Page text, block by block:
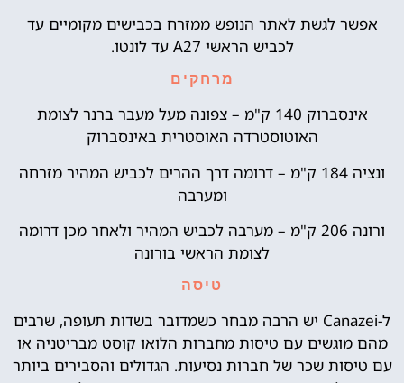
אפשר לגשת לאתר הנופש ממזרח בכבישים מקומיים עד
לכביש הראשי A27 עד לונטו.
מרחקים
אינסברוק 140 ק"מ – צפונה מעל מעבר ברנר לצומת
האוטוסטרדה האוסטרית באינסברוק
ונציה 184 ק"מ – דרומה דרך ההרים לכביש המהיר מזרחה
ומערבה
ורונה 206 ק"מ – מערבה לכביש המהיר ולאחר מכן דרומה
לצומת הראשי בורונה
טיסה
ל-Canazei יש הרבה מבחר כשמדובר בשדות תעופה, שרבים
מהם מוגשים עם טיסות מחברות הלואו קוסט מבריטניה או
עם טיסות שכר של חברות נסיעות. הגדולים והסבירים ביותר